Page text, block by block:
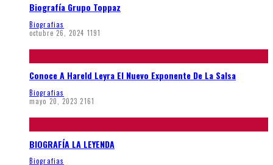
Biografía Grupo Toppaz
Biografias
octubre 26, 2024 1191
Conoce A Hareld Leyra El Nuevo Exponente De La Salsa
Biografias
mayo 20, 2023 2161
BIOGRAFÍA LA LEYENDA
Biografias